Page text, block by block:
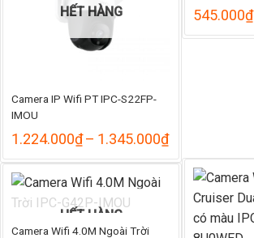
545.000₫
HẾT HÀNG
Camera IP Wifi PT IPC-S22FP-
IMOU
1.224.000₫– 1.345.000₫Khoảng
từ
1.224.000₫
1.345.000₫
HẾT HÀNG
Camera Wifi 4.0M Ngoài Trời